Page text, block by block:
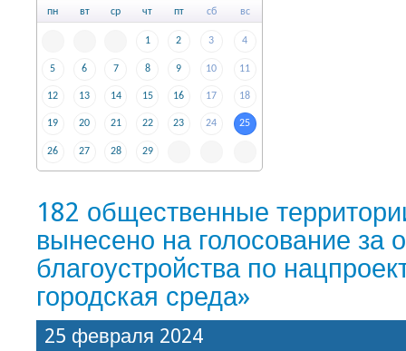
пн вт ср чт пт сб вс
1 2 3 4
5 6 7 8 9 10 11
12 13 14 15 16 17 18
19 20 21 22 23 24 25
26 27 28 29
182 общественные
вынесено на голосование за
благоустройства по
городская среда»
25 февраля 2024